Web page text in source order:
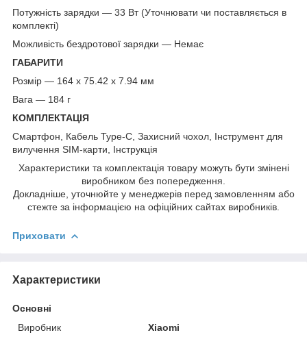
Потужність зарядки — 33 Вт (Уточнювати чи поставляється в
комплекті)
Можливість бездротової зарядки — Немає
ГАБАРИТИ
Розмір — 164 x 75.42 x 7.94 мм
Вага — 184 г
КОМПЛЕКТАЦІЯ
Смартфон, Кабель Type-C, Захисний чохол, Інструмент для
вилучення SIM-карти, Інструкція
Характеристики та комплектація товару можуть бути змінені
виробником без попередження.
Докладніше, уточнюйте у менеджерів перед замовленням або
стежте за інформацією на офіційних сайтах виробників.
Приховати
Характеристики
Основні
Виробник
Xiaomi